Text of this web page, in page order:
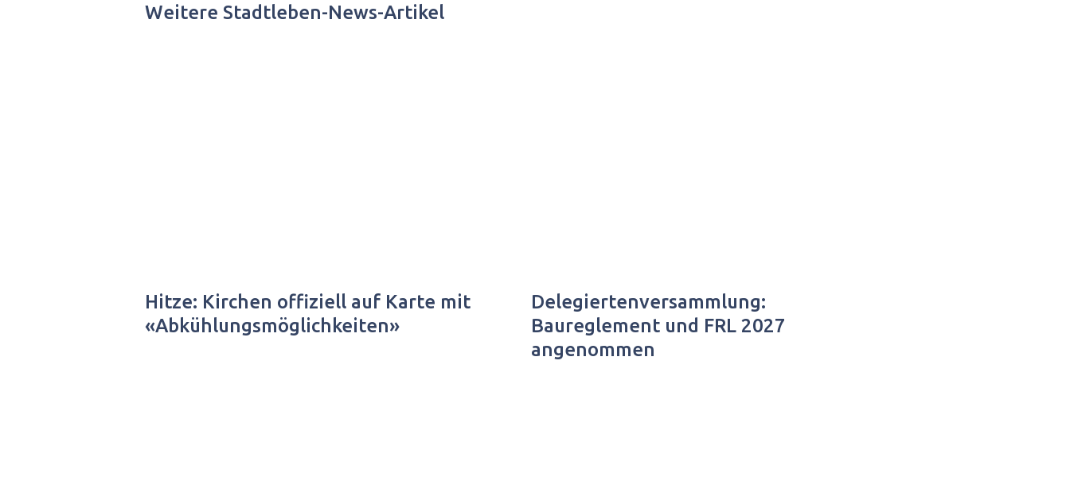
Weitere Stadtleben-News-Artikel
Hitze: Kirchen offiziell auf Karte mit
«Abkühlungsmöglichkeiten»
Delegiertenversammlung:
Baureglement und FRL 2027
angenommen